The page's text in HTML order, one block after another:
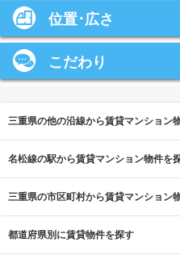
位置･広さ
こだわり
三重県の他の沿線から賃貸マンション
名松線の駅から賃貸マンション物件を
三重県の市区町村から賃貸マンション
都道府県別に賃貸物件を探す